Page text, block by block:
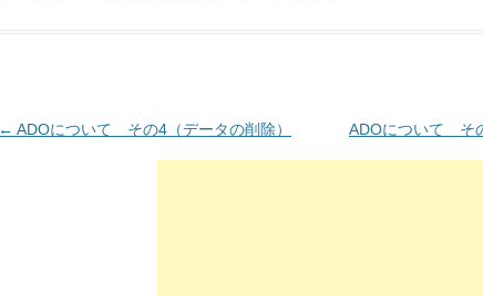
投稿ナビゲーション
← ADOについて その4（データの削除） ADOについて そ